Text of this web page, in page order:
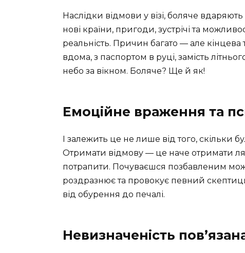
Наслідки відмови у візі, боляче
нові країни, пригоди, зустрічі та
реальність. Причин багато — але кінцева
вдома, з паспортом в руці, замість
небо за вікном. Боляче? Ще й як!
Емоційне враження та
І залежить це не лише від того, скільки
Отримати відмову — це наче отримати
потрапити. Почуваєшся позбавленим
роздразнює та провокує певний
від обурення до печалі.
Невизначеність